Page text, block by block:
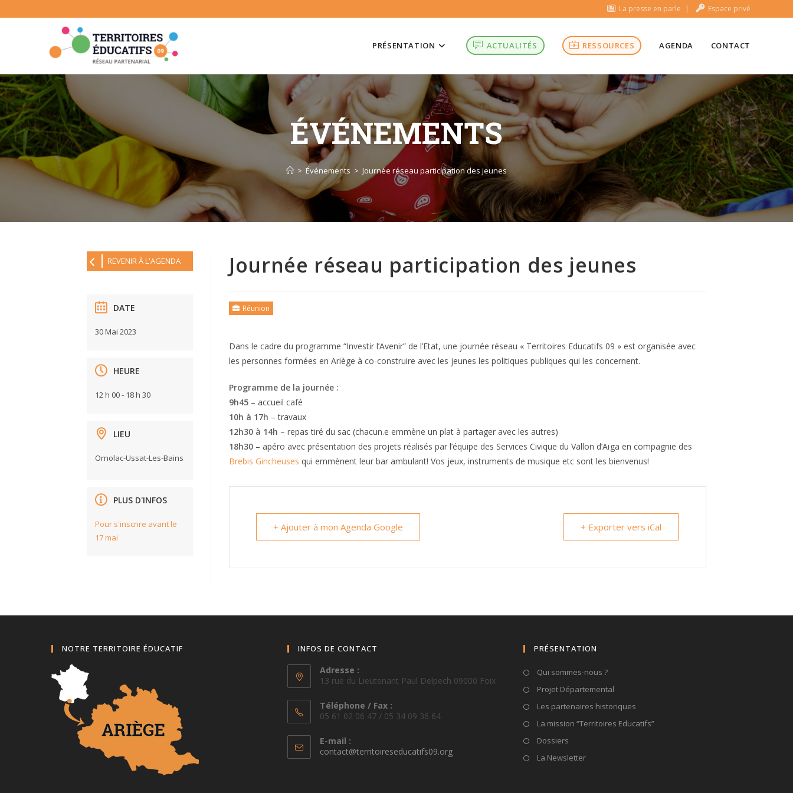
to
La presse en parle Espace privé
PRÉSENTATION ACTUALITÉS RESSOURCES AGENDA CONTACT
ÉVÉNEMENTS
> Événements > Journée réseau participation des jeunes
Journée réseau participation des jeunes
Réunion
Dans le cadre du programme “Investir l’Avenir” de l’Etat, une journée réseau « Territoires Educatifs 09 » est organisée avec
les personnes formées en Ariège à co-construire avec les jeunes les politiques publiques qui les concernent.
Programme de la journée :
9h45 – accueil café
10h à 17h – travaux
12h30 à 14h – repas tiré du sac (chacun.e emmène un plat à partager avec les autres)
18h30 – apéro avec présentation des projets réalisés par l’équipe des Services Civique du Vallon d’Aïga en compagnie des
Brebis Gincheuses qui emmènent leur bar ambulant! Vos jeux, instruments de musique etc sont les bienvenus!
+ Ajouter à mon Agenda Google + Exporter vers iCal
REVENIR À L'AGENDA
DATE
30 Mai 2023
HEURE
12 h 00 - 18 h 30
LIEU
Ornolac-Ussat-Les-Bains
PLUS D'INFOS
Pour s'inscrire avant le
17 mai
NOTRE TERRITOIRE ÉDUCATIF INFOS DE CONTACT
Adresse :
13 rue du Lieutenant Paul Delpech 09000 Foix
Téléphone / Fax :
05 61 02 06 47 / 05 34 09 36 64
E-mail :
contact@territoireseducatifs09.orgS’ouvre
PRÉSENTATION
Qui sommes-nous ?
Projet Départemental
Les partenaires historiques
La mission “Territoires Educatifs”
Dossiers
La Newsletter